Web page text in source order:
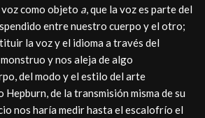
voz como objeto a, que la voz es parte del
entre nuestro cuerpo y el otro;
la voz y el idioma a través del
y nos aleja de algo
del modo y el estilo del arte
Hepburn, de la transmisión misma de su
nos haría medir hasta el escalofrío el